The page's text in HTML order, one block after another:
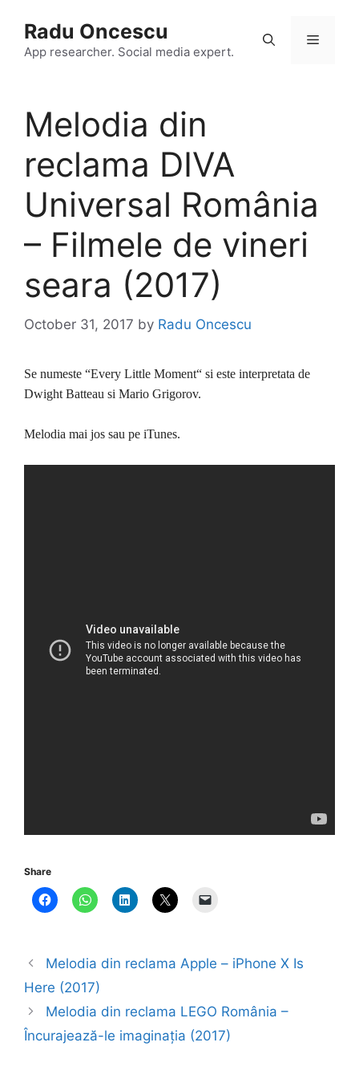
content
Radu Oncescu
App researcher. Social media expert.
Menu
Melodia din
reclama DIVA
Universal România
– Filmele de vineri
seara (2017)
October 31, 2017 by Radu Oncescu
Se numeste “Every Little Moment“ si este interpretata de
Dwight Batteau si Mario Grigorov.
Melodia mai jos sau pe iTunes.
Share
Melodia din reclama Apple – iPhone X Is
Here (2017)
Melodia din reclama LEGO România –
Încurajează-le imaginația (2017)